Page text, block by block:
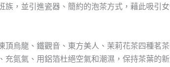
，並引進瓷器、簡約的泡茶方式，藉此吸引
烏龍、鐵觀音、東方美人、茉莉花茶四種茗
氮氣、用鋁箔杜絕空氣和潮濕，保持茶葉的新